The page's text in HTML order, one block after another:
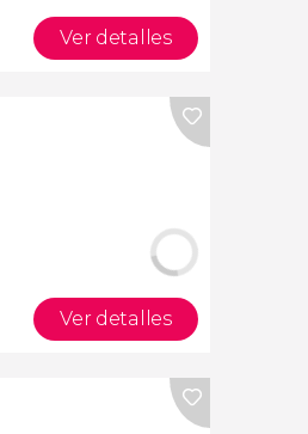
Ver detalles
Ver detalles